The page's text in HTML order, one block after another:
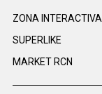
ZONA INTERACTIVA
SUPERLIKE
MARKET RCN